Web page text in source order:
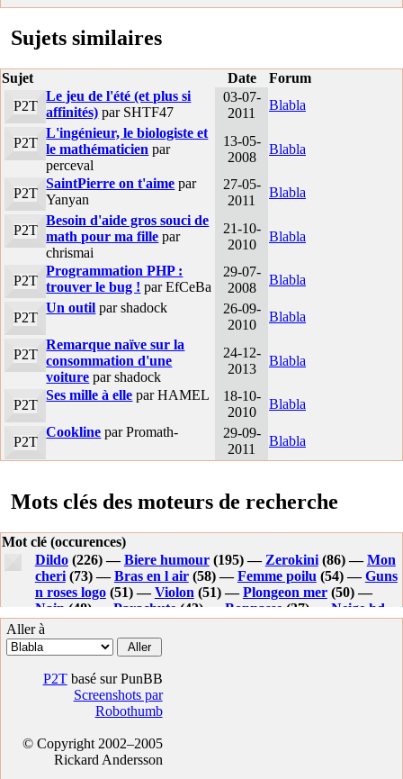
Sujets similaires
Sujet Date
Forum
P2T
Le jeu de l'été (et plus si
affinités) par SHTF47
03-07-
2011
Blabla
P2T
L'ingénieur, le biologiste et
le mathématicien par
perceval
13-05-
2008
Blabla
P2T
SaintPierre on t'aime par
Yanyan
27-05-
2011
Blabla
P2T
Besoin d'aide gros souci de
math pour ma fille par
chrismai
21-10-
2010
Blabla
P2T
Programmation PHP :
trouver le bug ! par EfCeBa
29-07-
2008
Blabla
P2T
Un outil par shadock
26-09-
2010
Blabla
P2T
Remarque naïve sur la
consommation d'une
voiture par shadock
24-12-
2013
Blabla
P2T
Ses mille à elle par HAMEL
18-10-
2010
Blabla
P2T
Cookline par Promath-
29-09-
2011
Blabla
Mots clés des moteurs de recherche
Mot clé (occurences)
Dildo(226) —Biere humour(195) — Zerokini(86) —Mon
cheri(73) —Bras en l air(58) —Femme poilu (54) —Guns
n roses logo(51) —Violon (51) —Plongeon mer(50) —
Nain (48) — Parachute (43) — Bonnasse (37) — Neige hd
(34) —
brigitte bardot(31) —
dessus(29) —Blutch
(28) —Ketchup dessin
Fond d ecran pissenlit
Rond de fumee(26) —
(24) —Blanche neige
Allemande sexy (23) —
Fb.com/antirealmadrid
Aller à
P2Tbasé sur PunBB
Screenshots par
Robothumb
© Copyright 2002–2005
Rickard Andersson